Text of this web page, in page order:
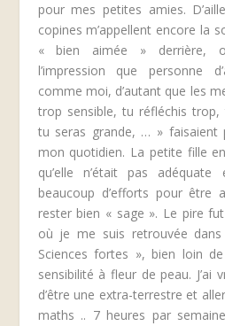
pour mes petites amies.
copines m’appellent encore la
« bien aimée » derrière,
l’impression que personne
comme moi, d’autant que les
trop sensible, tu réfléchis trop,
tu seras grande, … » faisaient
mon quotidien. La petite fille
qu’elle n’était pas
beaucoup d’efforts pour être
rester bien « sage ». Le pire
où je me suis retrouvée
Sciences fortes », bien loin
sensibilité à fleur de peau. J’ai
d’être une extra-terrestre et
maths .. 7 heures par